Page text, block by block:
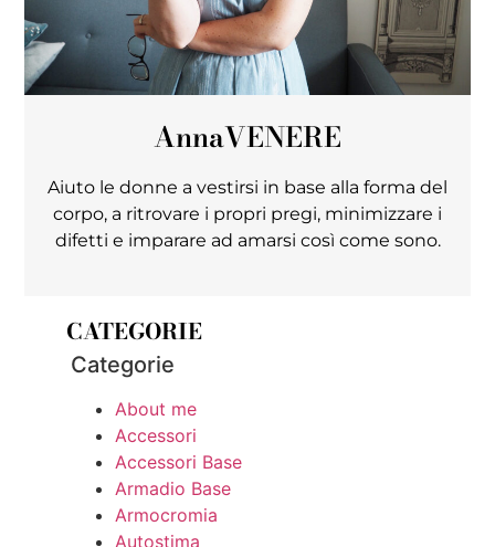
AnnaVENERE
Aiuto le donne a vestirsi in base alla forma del
corpo, a ritrovare i propri pregi, minimizzare i
difetti e imparare ad amarsi così come sono.
CATEGORIE
Categorie
About me
Accessori
Accessori Base
Armadio Base
Armocromia
Autostima